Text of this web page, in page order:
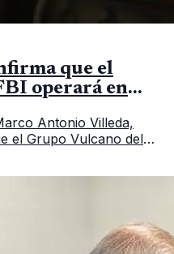
que el
operará en
Antonio Villeda,
el Grupo Vulcano del
del Ministerio